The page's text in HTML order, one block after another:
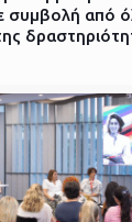
συμβολή από